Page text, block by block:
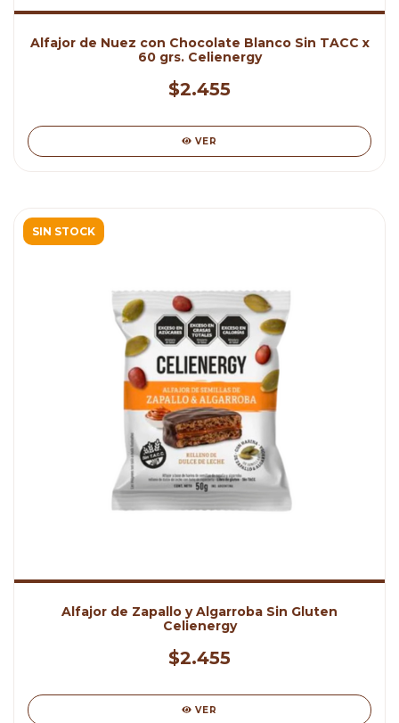
Alfajor de Nuez con Chocolate Blanco Sin TACC x
60 grs. Celienergy
$2.455
VER
SIN STOCK
Alfajor de Zapallo y Algarroba Sin Gluten
Celienergy
$2.455
VER